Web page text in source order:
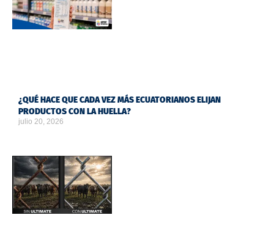
¿QUÉ HACE QUE CADA VEZ MÁS ECUATORIANOS ELIJAN
PRODUCTOS CON LA HUELLA?
julio 20, 2026